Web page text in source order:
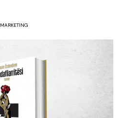
MARKETING